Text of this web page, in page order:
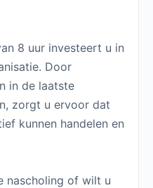
8 uur investeert u in
Door
in de laatste
zorgt u ervoor dat
kunnen handelen en
nascholing of wilt u